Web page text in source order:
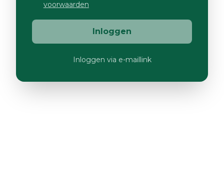
voorwaarden
Inloggen
Inloggen via e-maillink